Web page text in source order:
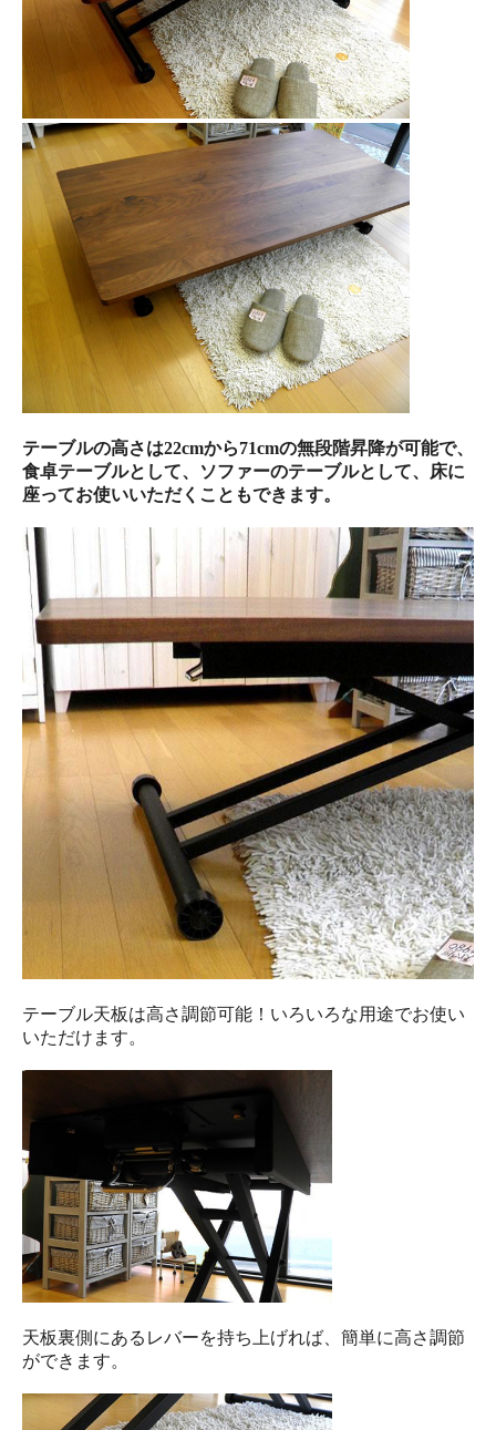
テーブルの高さは22cmから71cmの無段階昇降が可能で、
食卓テーブルとして、ソファーのテーブルとして、床に
座ってお使いいただくこともできます。
テーブル天板は高さ調節可能！いろいろな用途でお使い
いただけます。
天板裏側にあるレバーを持ち上げれば、簡単に高さ調節
ができます。